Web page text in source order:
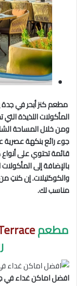
مطعم كنز أبحر في جدة
المأكولات اللذيذة
ومن خلال المساحة
جوء رائع بنكهة
قائمة تحتوي على أنواع
بالإضافة إلى
والكوكتيلات. إن
مناسب لك.
مطعم
افضل اماكن غداء في